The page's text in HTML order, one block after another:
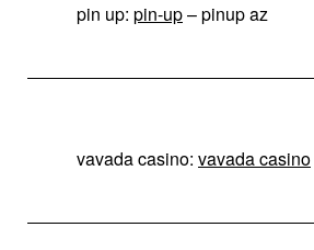
pin up: pin-up– pinup az
vavada casino: vavada casino